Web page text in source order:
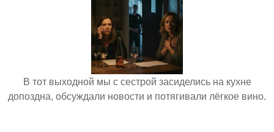
В тот выходной мы с сестрой засиделись на кухне
допоздна, обсуждали новости и потягивали лёгкое вино.